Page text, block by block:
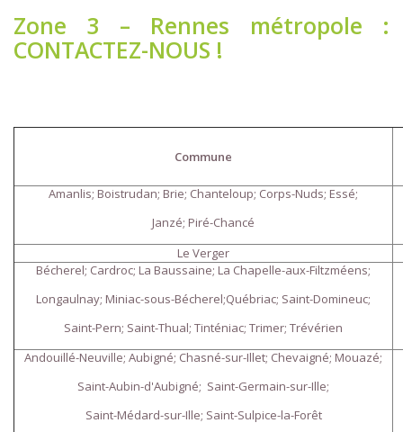
Zone 3 – Rennes métropole :
CONTACTEZ-NOUS !
Commune
Amanlis; Boistrudan; Brie; Chanteloup; Corps-Nuds; Essé;
Janzé; Piré-Chancé
Le Verger
Bécherel; Cardroc; La Baussaine; La Chapelle-aux-Filtzméens;
Longaulnay; Miniac-sous-Bécherel;Québriac; Saint-Domineuc;
Saint-Pern; Saint-Thual; Tinténiac; Trimer; Trévérien
Andouillé-Neuville; Aubigné; Chasné-sur-Illet; Chevaigné; Mouazé;
Saint-Aubin-d'Aubigné; Saint-Germain-sur-Ille;
Saint-Médard-sur-Ille; Saint-Sulpice-la-Forêt